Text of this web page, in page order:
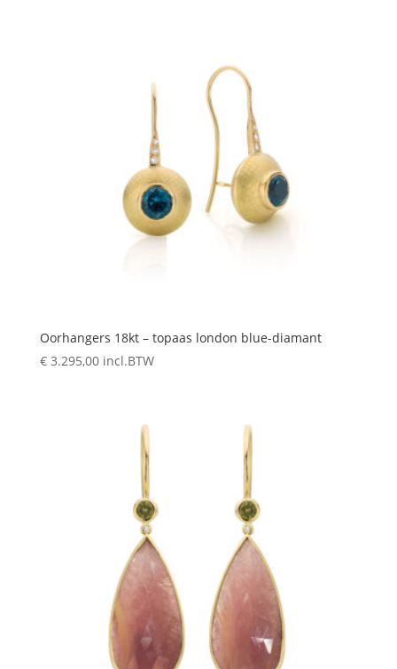
Oorhangers 18kt – topaas london blue-diamant
€3.295,00 incl.BTW